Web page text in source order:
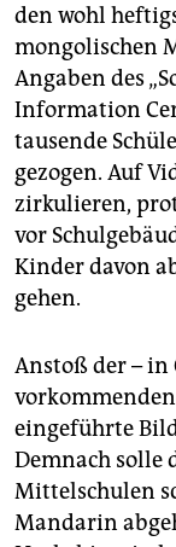
den wohl
mongolischen
Angaben des
Information
tausende
gezogen. Auf
zirkulieren,
vor
Kinder davon
gehen.
Anstoß der – in
eingeführte
Demnach
Mittelschulen
Mandarin